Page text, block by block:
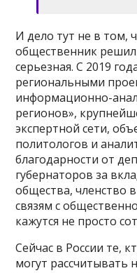
И дело тут не в том,
общественник
серьезная. С 2019
региональными
информационно-
регионов»,
экспертной сети,
политологов и
благодарности от
губернаторов за
общества, членство
связям с
кажутся не просто
Сейчас в России те,
могут рассчитывать